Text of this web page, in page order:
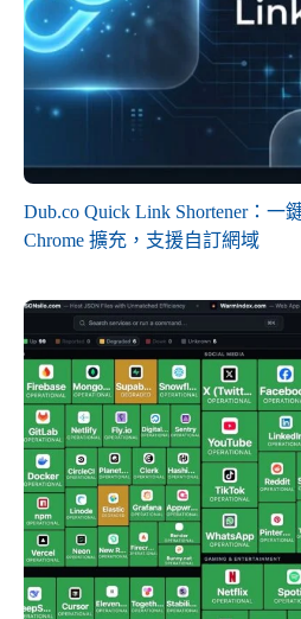
Dub.co Quick Link Shortener：一
Chrome 擴充，支援自訂網域